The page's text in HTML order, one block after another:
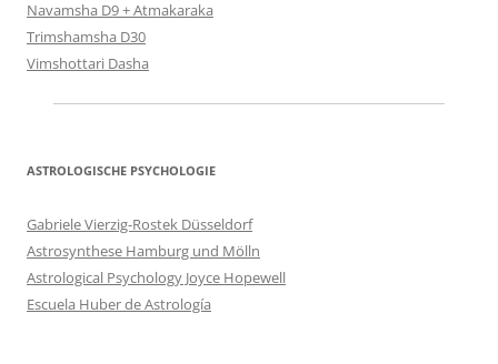
Navamsha D9 + Atmakaraka
Trimshamsha D30
Vimshottari Dasha
ASTROLOGISCHE PSYCHOLOGIE
Gabriele Vierzig-Rostek Düsseldorf
Astrosynthese Hamburg und Mölln
Astrological Psychology Joyce Hopewell
Escuela Huber de Astrología